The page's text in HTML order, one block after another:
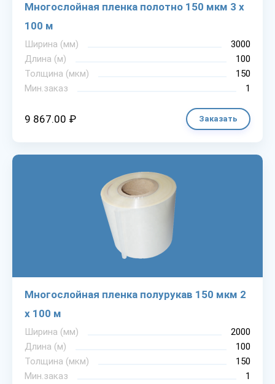
Многослойная пленка полотно 150 мкм 3 х
100 м
Ширина (мм)
3000
Длина (м)
100
Толщина (мкм)
150
Мин.заказ
1
9 867.00 ₽ Заказать
Многослойная пленка полурукав 150 мкм 2
х 100 м
Ширина (мм)
2000
Длина (м)
100
Толщина (мкм)
150
Мин.заказ
1